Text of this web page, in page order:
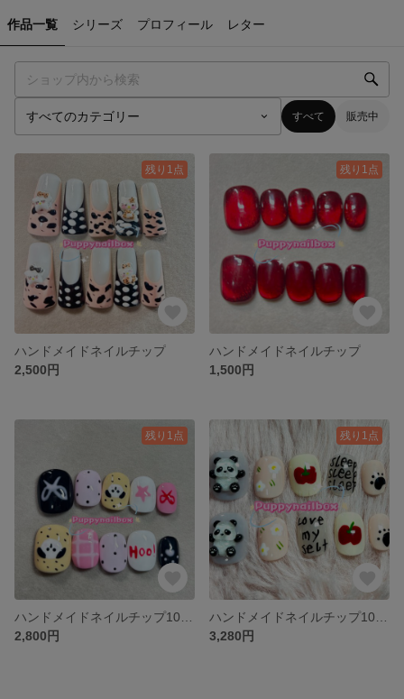
作品一覧 シリーズ プロフィール レター
すべて 販売中
残り1点
ハンドメイドネイルチップ
2,500円
残り1点
ハンドメイドネイルチップ
1,500円
残り1点
2,800円
残り1点
3,280円